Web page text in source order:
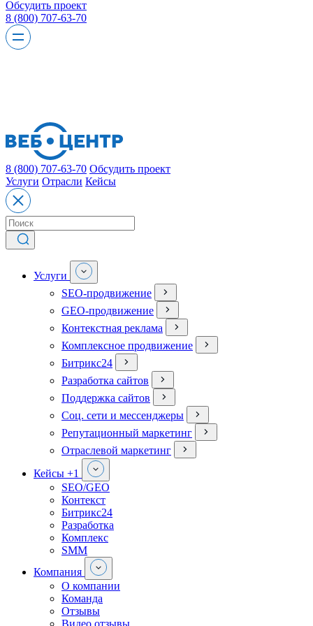
Обсудить проект
8 (800) 707-63-70
8 (800) 707-63-70 Обсудить проект
Услуги Отрасли Кейсы
Услуги
SEO-продвижение
GEO-продвижение
Контекстная реклама
Комплексное продвижение
Битрикс24
Разработка сайтов
Поддержка сайтов
Соц. сети и мессенджеры
Репутационный маркетинг
Отраслевой маркетинг
Кейсы +1
SEO/GEO
Контекст
Битрикс24
Разработка
Комплекс
SMM
Компания
О компании
Команда
Отзывы
Видео отзывы